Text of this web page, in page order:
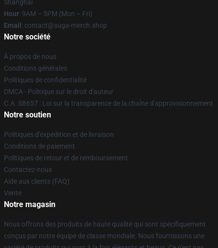
Shanghai
Hour: 9AM – 5PM (Mon – Fri)
Email : contact@suga-merch.shop
Notre société
À propos de nous
Conditions générales
Politiques de confidentialité
DMCA - Politique sur le droit d'auteur
C.A. SB657 : Loi sur la transparence de la chaîne d'approvisionnement
Notre soutien
Politiques d'expédition et de livraison
Conditions de paiement
Politiques de retour et de remboursement
Contactez-nous
Aide aux clients (FAQ)
Vente
Notre magasin
Nous offrons des produits de haute qualité qui sont spécifiquement
conçus par notre équipe de classe mondiale. Nous fournissons une